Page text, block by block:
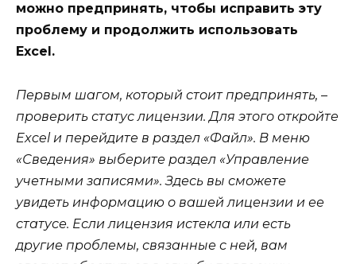
можно предпринять, чтобы исправить эту
проблему и продолжить использовать
Excel.
Первым шагом, который стоит предпринять, –
проверить статус лицензии. Для этого откройте
Excel и перейдите в раздел «Файл». В меню
«Сведения» выберите раздел «Управление
учетными записями». Здесь вы сможете
увидеть информацию о вашей лицензии и ее
статусе. Если лицензия истекла или есть
другие проблемы, связанные с ней, вам